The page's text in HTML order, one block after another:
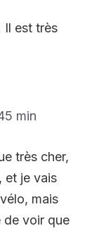
Il est très
min
très cher,
et je vais
mais
de voir que